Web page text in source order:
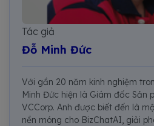
Tác giả
Đỗ Minh Đức
Với gần 20 năm kinh nghiệm
Minh Đức hiện là Giám đốc Sản
VCCorp. Anh được biết đến là
nền móng cho BizChatAI, giải